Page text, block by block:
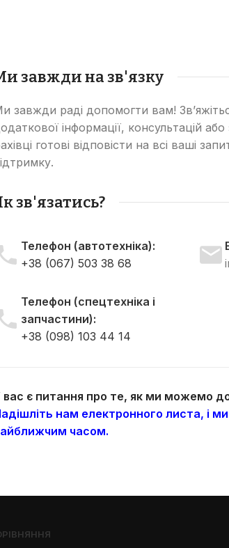
завжди на зв'язку
завжди раді допомогти вам!
інформації, консультацій
готові відповісти на всі ваші
зв'язатись?
Телефон (автотехніка):
+38 (067) 503 38 68
Телефон (спецтехніка і
запчастини):
+38 (098) 103 44 14
вас є питання про те, як ми можемо
нам електронного листа, і
часом.